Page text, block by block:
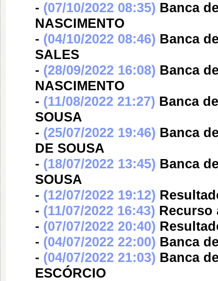
- (07/10/2022 08:35) Banca
NASCIMENTO
- (04/10/2022 08:46) Banca
SALES
- (28/09/2022 16:08) Banca
NASCIMENTO
- (11/08/2022 21:27) Banca
SOUSA
- (25/07/2022 19:46) Banca
DE SOUSA
- (18/07/2022 13:45) Banca
SOUSA
- (12/07/2022 19:12)
- (11/07/2022 16:43) Recurso
- (07/07/2022 20:40)
- (04/07/2022 22:00) Banca
- (04/07/2022 21:03) Banca
ESCÓRCIO